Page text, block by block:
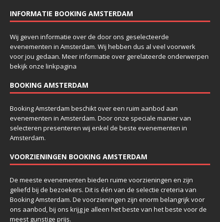
INFORMATIE BOOKING AMSTERDAM
Wij geven informatie over de door ons geselecteerde
evenementen in Amsterdam. Wij hebben dus al veel voorwerk
voor jou gedaan. Meer informatie over gerelateerde onderwerpen
bekijk onze linkpagina
BOOKING AMSTERDAM
Booking Amsterdam beschikt over een ruim aanbod aan
evenementen in Amsterdam. Door onze speciale manier van
selecteren presenteren wij enkel de beste evenementen in
Amsterdam.
VOORZIENINGEN BOOKING AMSTERDAM
De meeste evenementen bieden ruime voorzieningen en zijn
geliefd bij de bezoekers. Dit is één van de selectie creteria van
Booking Amsterdam. De voorzieningen zijn enorm belangrijk voor
ons aanbod, bij ons krijg je alleen het beste van het beste voor de
meest gunstige prijs.